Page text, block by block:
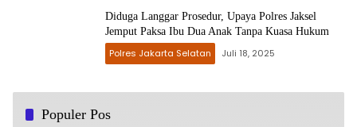
Diduga Langgar Prosedur, Upaya Polres Jaksel
Jemput Paksa Ibu Dua Anak Tanpa Kuasa Hukum
Polres Jakarta Selatan Juli 18, 2025
Populer Pos